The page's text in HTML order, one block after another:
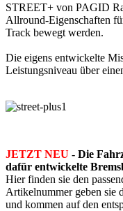
STREET+ von PAGID
Allround-Eigenschaften
Track bewegt werden.
Die eigens entwickelte
Leistungsniveau über
JETZT NEU - Die
dafür entwickelte
Hier finden sie den
Artikelnummer geben sie
und kommen auf den